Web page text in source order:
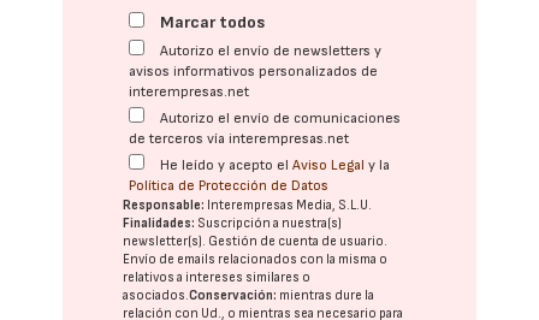
Marcar todos
Autorizo el envío de newsletters y
avisos informativos personalizados de
interempresas.net
Autorizo el envío de comunicaciones
de terceros vía interempresas.net
He leído y acepto elAviso Legal y la
Política de Protección de Datos
Responsable: Interempresas Media, S.L.U.
Finalidades: Suscripción a nuestra(s)
newsletter(s). Gestión de cuenta de usuario.
Envío de emails relacionados con la misma o
relativos a intereses similares o
asociados.Conservación: mientras dure la
relación con Ud., o mientras sea necesario para